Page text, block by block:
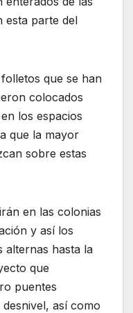
esta parte del
que se han
colocados
los espacios
que la mayor
sobre estas
en las colonias
y así los
alternas hasta la
que
puentes
así como